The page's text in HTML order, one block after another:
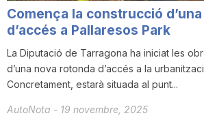
Comença la construcció
d’accés a Pallaresos Park
La Diputació de Tarragona ha iniciat les
d’una nova rotonda d’accés a la
Concretament, estarà situada al punt...
AutoNota - 19 novembre, 2025